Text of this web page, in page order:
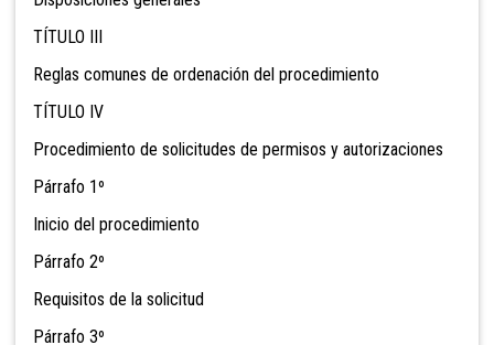
TÍTULO III
Reglas comunes de ordenación del procedimiento
TÍTULO IV
Procedimiento de solicitudes de permisos y autorizaciones
Párrafo 1º
Inicio del procedimiento
Párrafo 2º
Requisitos de la solicitud
Párrafo 3º